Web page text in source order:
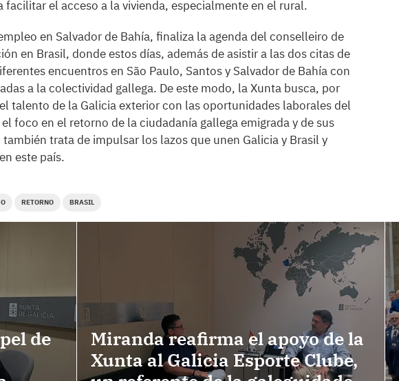
facilitar el acceso a la vivienda, especialmente en el rural.
en Salvador de Bahía, finaliza la agenda del conselleiro de
en Brasil, donde estos días, además de asistir a las dos citas de
encuentros en São Paulo, Santos y Salvador de Bahía con
a la colectividad gallega. De este modo, la Xunta busca, por
talento de la Galicia exterior con las oportunidades laborales del
foco en el retorno de la ciudadanía gallega emigrada y de sus
trata de impulsar los lazos que unen Galicia y Brasil y
este país.
RETORNO BRASIL
de
Miranda reafirma el apoyo de la
Xunta al Galicia Esporte Clube,